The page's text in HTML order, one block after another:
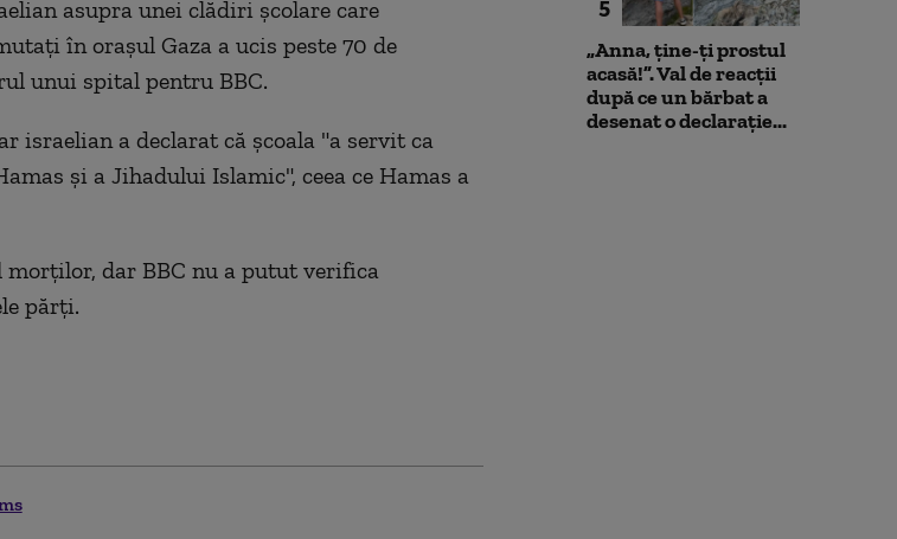
asupra unei clădiri școlare care
în orașul Gaza a ucis peste 70 de
unui spital pentru BBC.
israelian a declarat că școala "a servit ca
și a Jihadului Islamic", ceea ce Hamas a
dar BBC nu a putut verifica
părți.
5
„Anna, ţine-ţi prostul
acasă!”. Val de reacții
după ce un bărbat a
desenat o declarație...